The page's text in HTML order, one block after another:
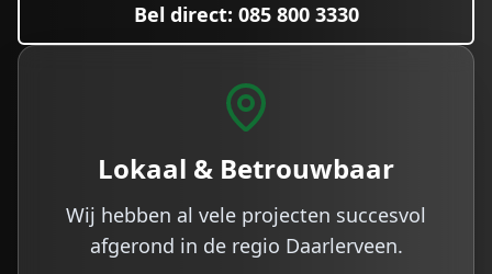
Bel direct: 085 800 3330
Lokaal & Betrouwbaar
Wij hebben al vele projecten succesvol
afgerond in de regio Daarlerveen.